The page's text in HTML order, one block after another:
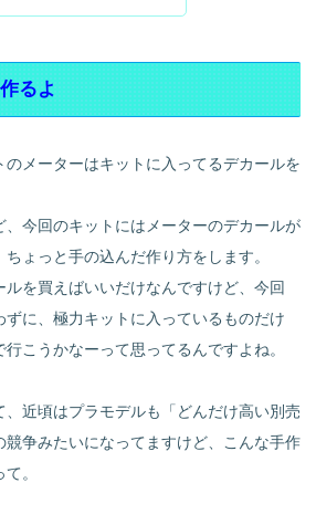
るよ
のメーターはキットに入ってるデカールを
、今回のキットにはメーターのデカールが
ょっと手の込んだ作り方をします。
を買えばいいだけなんですけど、今回
ずに、極力キットに入っているものだけ
こうかなーって思ってるんですよね。
近頃はプラモデルも「どんだけ高い別売
競争みたいになってますけど、こんな手作
。